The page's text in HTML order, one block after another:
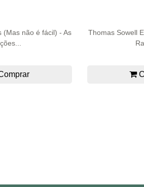
(Mas não é fácil) - As
Thomas Sowell